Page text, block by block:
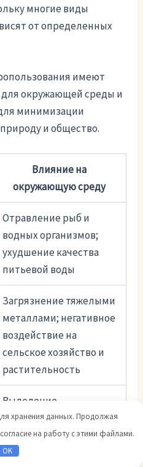
многие виды
от определенных
имеют
окружающей среды и
минимизации
и общество.
Влияние на
окружающую среду
Отравление рыб и
водных организмов;
ухудшение качества
питьевой воды
Загрязнение тяжелыми
металлами; негативное
воздействие на
сельское хозяйство и
растительность
Выделение
углекислого газа;
разрушение экосистем
хранения данных. Продолжая
на работу с этими файлами.
OK